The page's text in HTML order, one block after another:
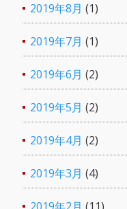
2019年8月 (1)
2019年7月 (1)
2019年6月 (2)
2019年5月 (2)
2019年4月 (2)
2019年3月 (4)